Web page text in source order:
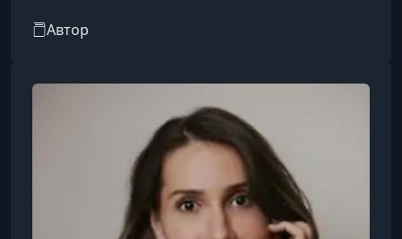
и других мероприятий по актуальным темам в
от начинающих до опытных специалистов,
предлагая знакомство с профессиональными
подходами, обсуждение практических кейсов и
Автор